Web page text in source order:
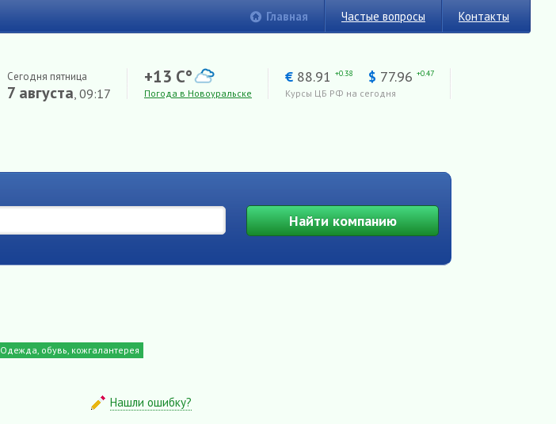
Главная Частые вопросы Контакты
Сегодня пятница
7 августа, 09:17
+13 C°
Погода в Новоуральске
€ 88.91 +0.38 $ 77.96 +0.47
Курсы ЦБ РФ на сегодня
Найтикомпанию
Одежда, обувь, кожгалантерея
Нашли ошибку?